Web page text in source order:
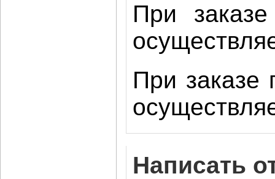
При
При заказе
Написать